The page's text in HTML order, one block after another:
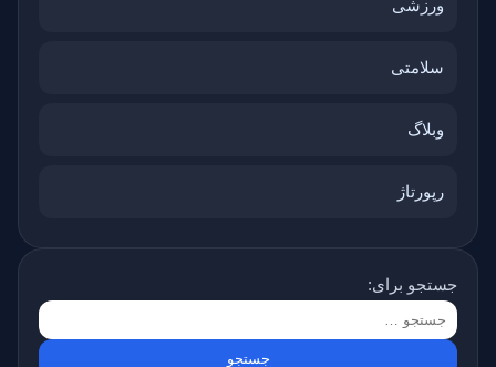
ورزشی
سلامتی
وبلاگ
رپورتاژ
جستجو برای: